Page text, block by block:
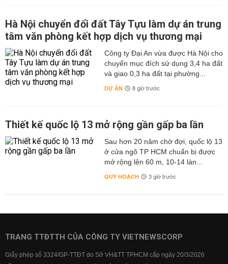
Hà Nội chuyển đổi đất Tây Tựu làm dự án trung
tâm văn phòng kết hợp dịch vụ thương mại
Công ty Đại An vừa được Hà Nội cho
chuyển mục đích sử dụng 3,4 ha đất
và giao 0,3 ha đất tại phường...
DỰ ÁN 8 giờ trước
Thiết kế quốc lộ 13 mở rộng gần gấp ba lần
Sau hơn 20 năm chờ đợi, quốc lộ 13
ở cửa ngõ TP HCM chuẩn bị được
mở rộng lên 60 m, 10-14 làn...
QUY HOẠCH 3 giờ trước
TRANG TTĐTTH CỦA CÔNG TY VIETNEWSCORP
Giấy phép số 3324/GP-TTĐT do Sở VH&TT TPHCM cấp ngày 20/3/2026